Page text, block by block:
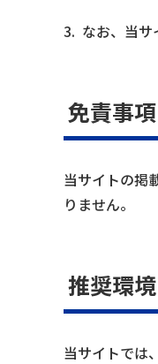
3. なお、当サ
免責事
当サイトの掲
りません。
推奨環
当サイトでは